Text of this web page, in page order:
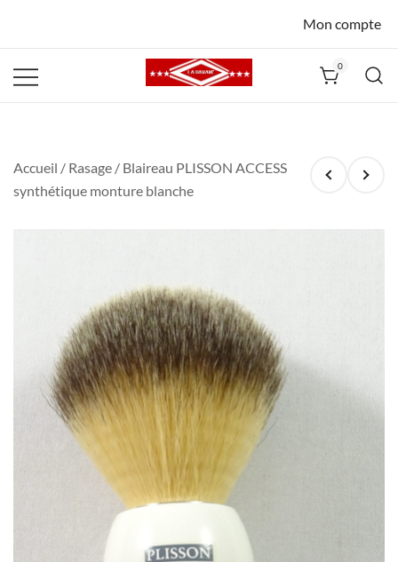
Mon compte
0
Accueil / Rasage / Blaireau PLISSON ACCESS
synthétique monture blanche